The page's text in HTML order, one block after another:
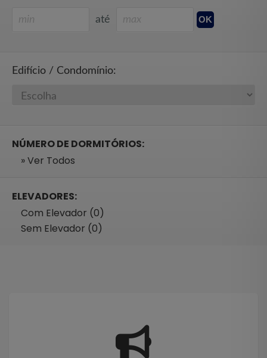
até
Edifício / Condomínio:
NÚMERO DE DORMITÓRIOS:
» Ver Todos
ELEVADORES:
Com Elevador (0)
Sem Elevador (0)